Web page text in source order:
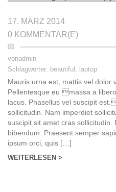
17. MÄRZ 2014
0 KOMMENTAR(E)
vonadmin
Schlagwörter: beautiful , laptop
Mauris urna est, mattis vel dolor
Pellentesque eu massa a
lacus. Phasellus vel suscipit
sollicitudin. Nam imperdiet
suscipit sit amet сras sollicitudin.
bibendum. Praesent semper
ipsum orci, quis […]
WEITERLESEN >